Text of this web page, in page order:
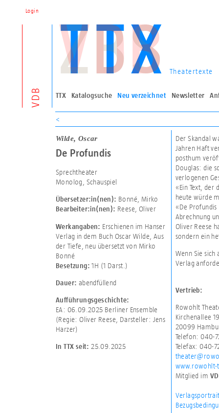
VDB
Theatertexte
TTX Katalogsuche Neu verzeichnet Newsletter
Login
<
Wilde, Oscar
De Profundis
Sprechtheater
Monolog, Schauspiel
Übersetzer:in(nen): Bonné, Mirko
Bearbeiter:in(nen): Reese, Oliver
Werkangaben: Erschienen im Hanser
Verlag in dem Buch Oscar Wilde, Aus
der Tiefe, neu übersetzt von Mirko
Bonné
Besetzung: 1H (1 Darst.)
Dauer: abendfüllend
Aufführungsgeschichte:
EA: 06.09.2025 Berliner Ensemble
(Regie: Oliver Reese, Darsteller: Jens
Harzer)
In TTX seit: 25.09.2025
Der Skandal
Jahren Haft
posthum
Douglas: die
verlogenen
«Ein Text, der
heute würde
«De
Abrechnung
Oliver Reese
sondern ein
Wenn Sie sich
Verlag
Vertrieb:
Rowohlt
Kirchenallee
20099
Telefon: 040-
Telefax: 040-
www.rowohlt-
Mitglied im